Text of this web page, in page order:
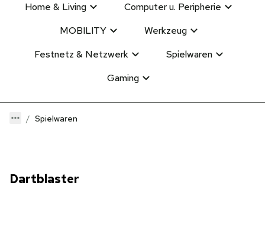
Home & Living
Computer u. Peripherie
MOBILITY
Werkzeug
Festnetz & Netzwerk
Spielwaren
Gaming
Spielwaren
Dartblaster